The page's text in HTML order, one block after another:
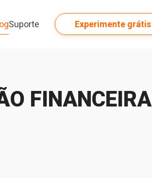
Suporte Experimente grátis
FINANCEIRA